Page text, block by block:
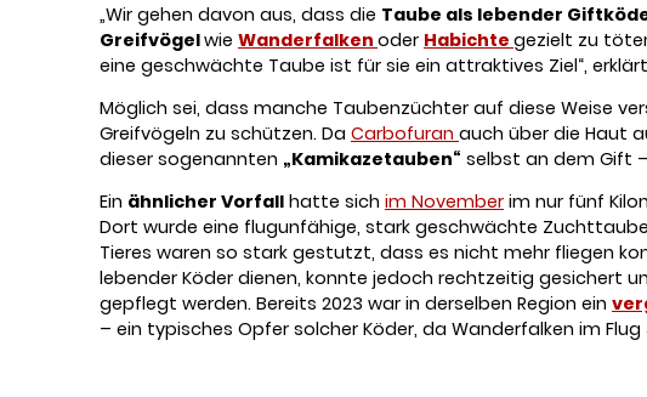
„Wir gehen davon aus, dass die Taube als lebender
Greifvögelwie Wanderfalken oder Habichte gezielt zu
eine geschwächte Taube ist für sie ein attraktives Ziel“, erklärt
Möglich sei, dass manche Taubenzüchter auf diese Weise
Greifvögeln zu schützen. Da Carbofuran auch über die Haut
dieser sogenannten „Kamikazetauben“ selbst an dem Gift
Ein ähnlicher Vorfallhatte sich im Novemberim nur fünf
Dort wurde eine flugunfähige, stark geschwächte
Tieres waren so stark gestutzt, dass es nicht mehr fliegen
lebender Köder dienen, konnte jedoch rechtzeitig gesichert
gepflegt werden. Bereits 2023 war in derselben Region ein
– ein typisches Opfer solcher Köder, da Wanderfalken im